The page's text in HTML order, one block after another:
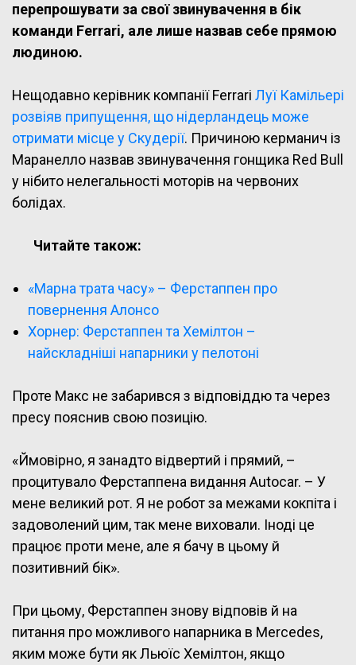
перепрошувати за свої звинувачення в бік
команди Ferrari, але лише назвав себе прямою
людиною.
Нещодавно керівник компанії Ferrari Луї Камільері
розвіяв припущення, що нідерландець може
отримати місце у Скудерії. Причиною керманич із
Маранелло назвав звинувачення гонщика Red Bull
у нібито нелегальності моторів на червоних
болідах.
Читайте також:
«Марна трата часу» – Ферстаппен про
повернення Алонсо
Хорнер: Ферстаппен та Хемілтон –
найскладніші напарники у пелотоні
Проте Макс не забарився з відповіддю та через
пресу пояснив свою позицію.
«Ймовірно, я занадто відвертий і прямий, –
процитувало Ферстаппена видання Autocar. – У
мене великий рот. Я не робот за межами кокпіта і
задоволений цим, так мене виховали. Іноді це
працює проти мене, але я бачу в цьому й
позитивний бік».
При цьому, Ферстаппен знову відповів й на
питання про можливого напарника в Mercedes,
яким може бути як Льюїс Хемілтон, якщо